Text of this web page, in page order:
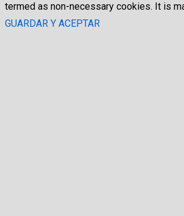
termed as non-necessary cookies. It is
GUARDAR Y ACEPTAR